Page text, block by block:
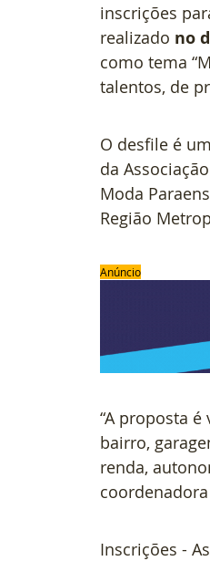
inscrições
realizado no
como tema
talentos, de
O desfile é
da
Moda
Região
Anúncio
“A proposta
bairro,
renda,
Inscrições -